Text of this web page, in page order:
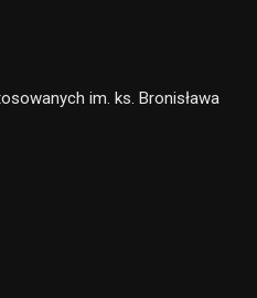
im. ks. Bronisława